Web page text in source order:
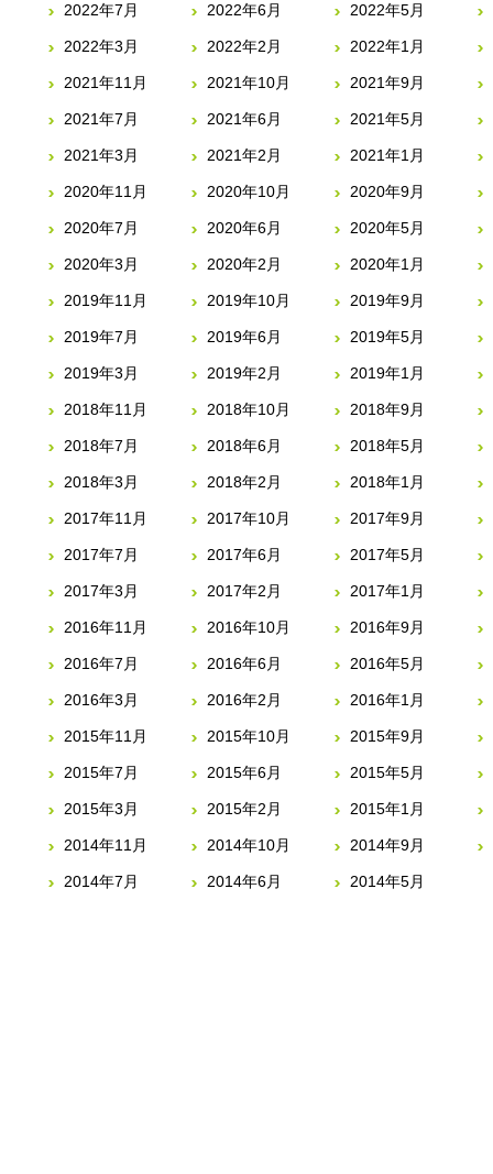
2022年7月 2022年6月 2022年5月
2022年3月 2022年2月 2022年1月
2021年11月 2021年10月 2021年9月
2021年7月 2021年6月 2021年5月
2021年3月 2021年2月 2021年1月
2020年11月 2020年10月 2020年9月
2020年7月 2020年6月 2020年5月
2020年3月 2020年2月 2020年1月
2019年11月 2019年10月 2019年9月
2019年7月 2019年6月 2019年5月
2019年3月 2019年2月 2019年1月
2018年11月 2018年10月 2018年9月
2018年7月 2018年6月 2018年5月
2018年3月 2018年2月 2018年1月
2017年11月 2017年10月 2017年9月
2017年7月 2017年6月 2017年5月
2017年3月 2017年2月 2017年1月
2016年11月 2016年10月 2016年9月
2016年7月 2016年6月 2016年5月
2016年3月 2016年2月 2016年1月
2015年11月 2015年10月 2015年9月
2015年7月 2015年6月 2015年5月
2015年3月 2015年2月 2015年1月
2014年11月 2014年10月 2014年9月
2014年7月 2014年6月 2014年5月